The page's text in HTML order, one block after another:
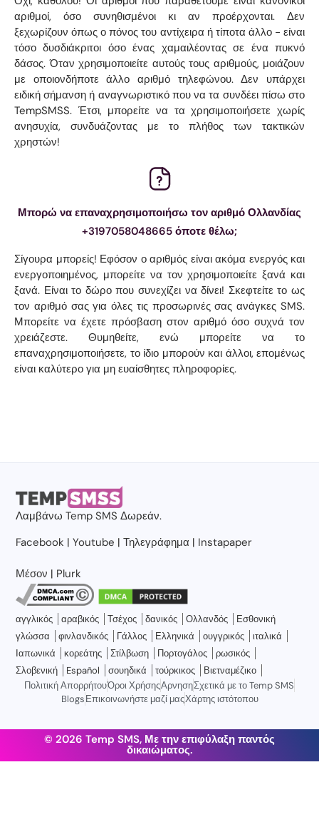
αριθμοί, όσο συνηθισμένοι κι αν προέρχονται. Δεν
ξεχωρίζουν όπως ο πόνος του αντίχειρα ή τίποτα άλλο - είναι
τόσο δυσδιάκριτοι όσο ένας χαμαιλέοντας σε ένα πυκνό
δάσος. Όταν χρησιμοποιείτε αυτούς τους αριθμούς, μοιάζουν
με οποιονδήποτε άλλο αριθμό τηλεφώνου. Δεν υπάρχει
ειδική σήμανση ή αναγνωριστικό που να τα συνδέει πίσω στο
TempSMSS. Έτσι, μπορείτε να τα χρησιμοποιήσετε χωρίς
ανησυχία, συνδυάζοντας με το πλήθος των τακτικών
χρηστών!
Μπορώ να επαναχρησιμοποιήσω τον αριθμό Ολλανδίας
+3197058048665 όποτε θέλω;
Σίγουρα μπορείς! Εφόσον ο αριθμός είναι ακόμα ενεργός και
ενεργοποιημένος, μπορείτε να τον χρησιμοποιείτε ξανά και
ξανά. Είναι το δώρο που συνεχίζει να δίνει! Σκεφτείτε το ως
τον αριθμό σας για όλες τις προσωρινές σας ανάγκες SMS.
Μπορείτε να έχετε πρόσβαση στον αριθμό όσο συχνά τον
χρειάζεστε. Θυμηθείτε, ενώ μπορείτε να το
επαναχρησιμοποιήσετε, το ίδιο μπορούν και άλλοι, επομένως
είναι καλύτερο για μη ευαίσθητες πληροφορίες.
ΛαμβάνωTemp SMS Δωρεάν.
Facebook |Youtube |Τηλεγράφημα | Instapaper
Μέσον | Plurk
αγγλικός αραβικός Τσέχος δανικός Ολλανδός
Εσθονική
γλώσσα
φινλανδικός Γάλλος Ελληνικά ουγγρικός
ιταλικά
Ιαπωνικά
κορεάτης Στίλβωση Πορτογάλος
ρωσικός
Σλοβενική
Español σουηδικά τούρκικος
Βιετναμέζικο
Πολιτική ΑπορρήτουΌροι ΧρήσηςΑρνησηΣχετικά με το Temp SMS
BlogsΕπικοινωνήστε μαζί μαςΧάρτης ιστότοπου
© 2026 Temp SMS, Με την επιφύλαξη παντός
δικαιώματος.